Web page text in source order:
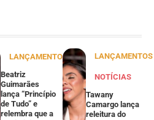
LANÇAMENTOS
Beatriz
Guimarães
lança “Princípio
de Tudo” e
relembra que a
LANÇAMENTOS
NOTÍCIAS
Tawany
Camargo lança
releitura do